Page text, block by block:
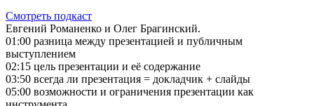
Смотреть подкаст
Евгений Романенко и Олег Брагинский.
01:00 разница между презентацией и публичным
выступлением
02:15 цель презентации и её содержание
03:50 всегда ли презентация = докладчик + слайды
05:00 возможности и ограничения презентации как